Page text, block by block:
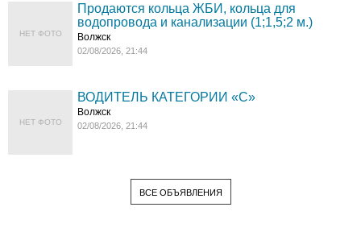
НЕТ ФОТО
Продаются кольца ЖБИ, кольца для
водопровода и канализации (1;1,5;2 м.)
Волжск
02/08/2026, 21:44
НЕТ ФОТО
ВОДИТЕЛЬ КАТЕГОРИИ «C»
Волжск
02/08/2026, 21:44
ВСЕ ОБЪЯВЛЕНИЯ